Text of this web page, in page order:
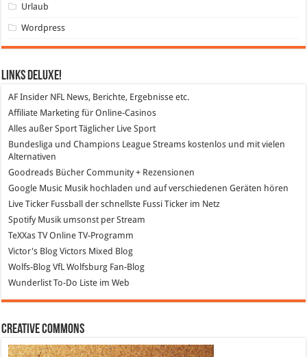
Urlaub
Wordpress
Links DeLuXe!
AF Insider NFL News, Berichte, Ergebnisse etc.
Affiliate Marketing für Online-Casinos
Alles außer Sport Täglicher Live Sport
Bundesliga und Champions League Streams kostenlos und mit vielen
Alternativen
Goodreads Bücher Community + Rezensionen
Google Music Musik hochladen und auf verschiedenen Geräten hören
Live Ticker Fussball
der schnellste Fussi Ticker im Netz
SpotifyMusik umsonst per Stream
TeXXas TVOnline TV-Programm
Victor's Blog Victors Mixed Blog
Wolfs-Blog VfL Wolfsburg Fan-Blog
Wunderlist To-Do Liste im Web
Creative Commons